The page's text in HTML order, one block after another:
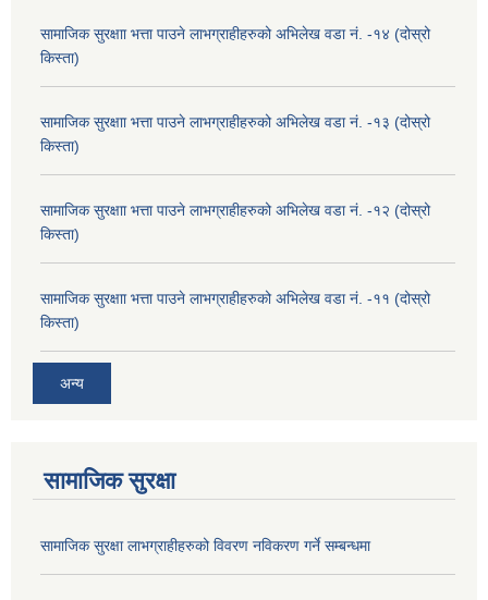
सामाजिक सुरक्षाा भत्ता पाउने लाभग्राहीहरुको अभिलेख वडा नं. -१४ (दोस्रो
किस्ता)
सामाजिक सुरक्षाा भत्ता पाउने लाभग्राहीहरुको अभिलेख वडा नं. -१३ (दोस्रो
किस्ता)
सामाजिक सुरक्षाा भत्ता पाउने लाभग्राहीहरुको अभिलेख वडा नं. -१२ (दोस्रो
किस्ता)
सामाजिक सुरक्षाा भत्ता पाउने लाभग्राहीहरुको अभिलेख वडा नं. -११ (दोस्रो
किस्ता)
अन्य
सामाजिक सुरक्षा
सामाजिक सुरक्षा लाभग्राहीहरुको विवरण नविकरण गर्ने सम्बन्धमा